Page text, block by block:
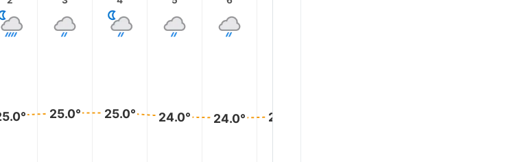
25.0° 25.0° 24.0° 24.0° 24.0°